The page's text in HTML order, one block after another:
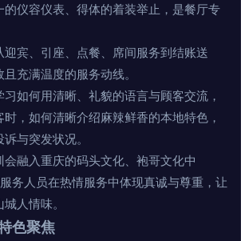
的仪容仪表、得体的着装举止，是餐厅专
迎宾、引座、点餐、席间服务到结账送
充满温度的服务动线。
习如何用清晰、礼貌的语言与顾客交流，
，如何清晰介绍麻辣鲜香的本地特色，
与突发状况。
会融入重庆的码头文化、袍哥文化中
服务人员在热情服务中体现真诚与尊重，让
人情味。
色聚焦